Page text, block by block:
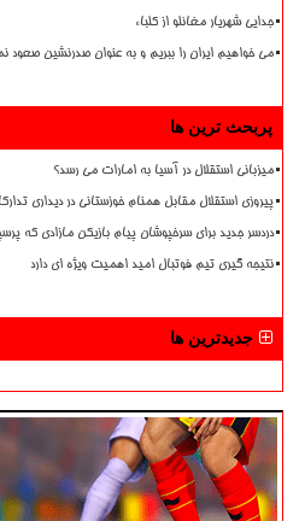
جدایی شهریار مغانلو از کلباء
می خواهیم ایران را ببریم و به عنوان صدرنشین صعود
پربحث ترین ها
میزبانی استقلال در آسیا به امارات می رسد؟
پیروزی استقلال مقابل همنام خوزستانی در دیداری
دردسر جدید برای سرخپوشان پیام بازیکن مازادی که
نتیجه گیری تیم فوتبال امید اهمیت ویژه ای دارد
جدیدترین ها